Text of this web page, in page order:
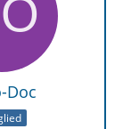
Doc